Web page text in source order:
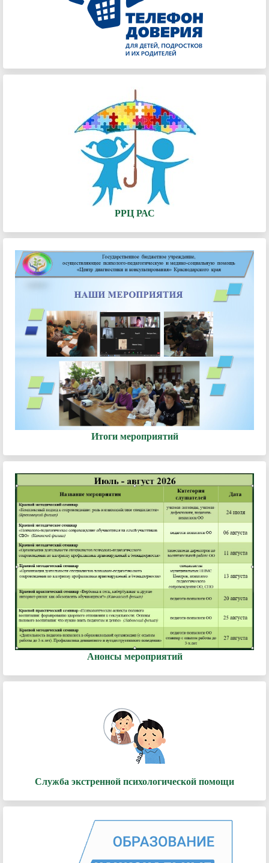
РРЦ РАС
Итоги мероприятий
Анонсы мероприятий
Служба экстренной психологической помощи